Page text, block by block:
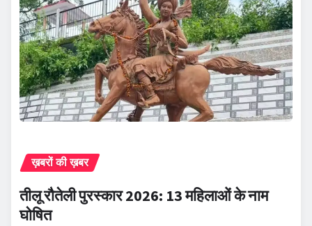
ख़बरों की ख़बर
तीलू रौतेली पुरस्कार 2026: 13 महिलाओं के नाम
घोषित